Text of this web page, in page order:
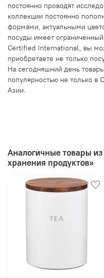
постоянно проводят
коллекции постоянно
формами, актуальными
посуды имеет
Certified International, вы
приобретаете не только
На сегодняшний день
популярностью не только
Азии.
Аналогичные товары
хранения продуктов»